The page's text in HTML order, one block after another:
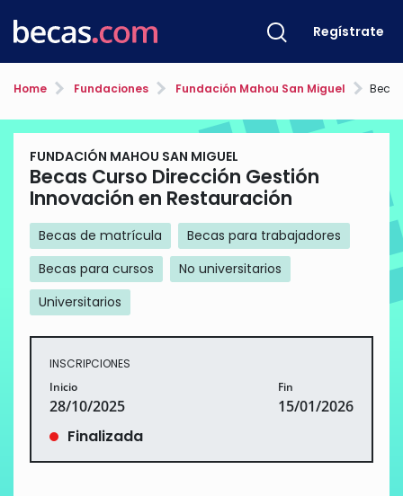
Regístrate
Home Fundaciones Fundación Mahou San Miguel Becas
FUNDACIÓN MAHOU SAN MIGUEL
Becas Curso Dirección Gestión
Innovación en Restauración
Becas de matrícula
Becas para trabajadores
Becas para cursos
No universitarios
Universitarios
INSCRIPCIONES
Inicio
28/10/2025
Fin
15/01/2026
Finalizada